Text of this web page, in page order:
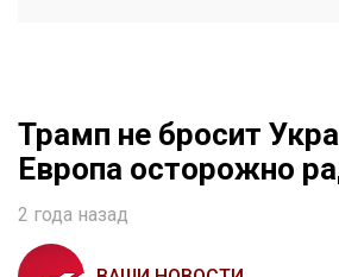
Трамп не бросит
Европа осторожно
2 года назад